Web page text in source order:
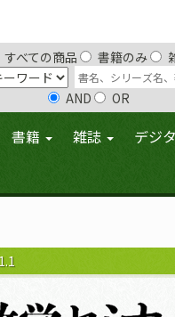
すべての商品 書籍のみ
AND OR
書籍 雑誌 デジ